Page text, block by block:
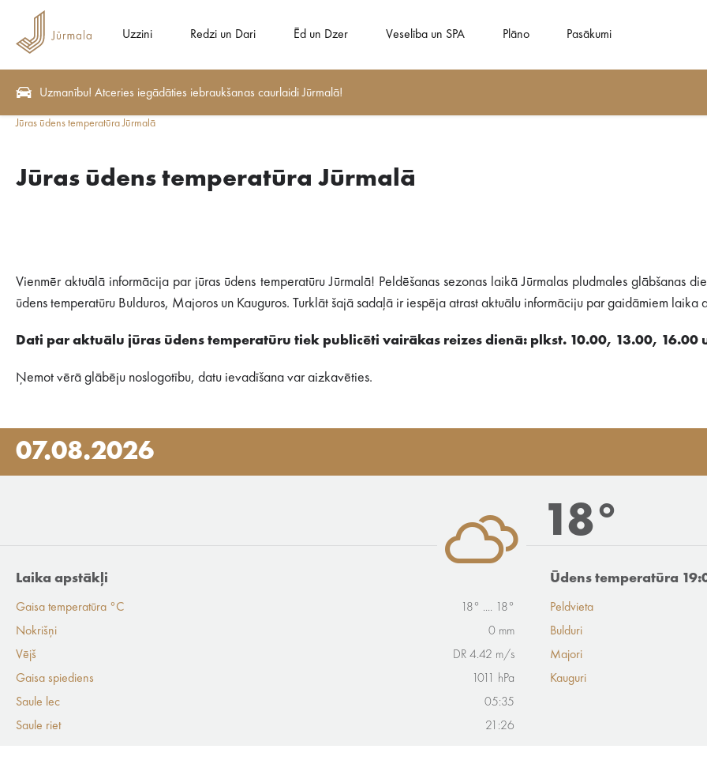
Uzzini Redzi un Dari Ēd un Dzer Veselība un SPA Plāno Pasākumi
Uzmanību! Atceries iegādāties iebraukšanas caurlaidi Jūrmalā!
Jūras ūdens temperatūra Jūrmalā
Jūras ūdens temperatūra Jūrmalā
Vienmēr aktuālā informācija par jūras ūdens temperatūru Jūrmalā! Peldēšanas sezonas laikā Jūrmalas pludmales glābšanas
ūdens temperatūru Bulduros, Majoros un Kauguros. Turklāt šajā sadaļā ir iespēja atrast aktuālu informāciju par gaidāmiem
Dati par aktuālu jūras ūdens temperatūru tiek publicēti vairākas reizes dienā: plkst. 10.00, 13.00, 16.00
Ņemot vērā glābēju noslogotību, datu ievadīšana var aizkavēties.
07.08.2026
18°
Laika apstākļi
Gaisa temperatūra °C
18° .... 18°
Nokrišņi
0 mm
Vējš
DR 4.42 m/s
Gaisa spiediens
1011 hPa
Saule lec
05:35
Saule riet
21:26
Ūdens temperatūra
Peldvieta
Bulduri
Majori
Kauguri